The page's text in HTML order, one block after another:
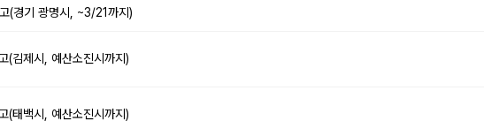
(경기 광명시, ~3/21까지)
(김제시, 예산소진시까지)
(태백시, 예산소진시까지)